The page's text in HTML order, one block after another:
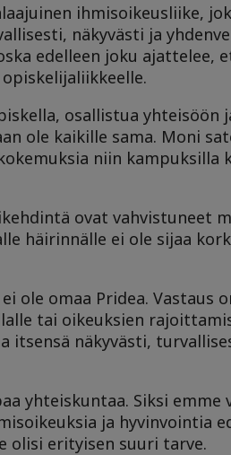
ihmisoikeusliike,
näkyvästi ja
edelleen joku ajattelee,
osallistua yhteisöön
ole kaikille sama. Moni
niin kampuksilla
ovat vahvistuneet
häirinnälle ei ole sijaa
ole omaa Pridea. Vastaus
tai oikeuksien
itsensä näkyvästi,
yhteiskuntaa. Siksi emme
ja hyvinvointia
olisi erityisen suuri tarve.